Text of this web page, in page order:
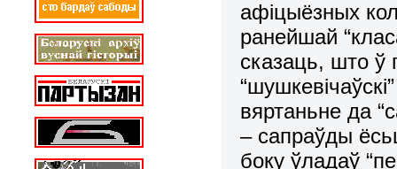
афіцыёзных
ранейшай
сказаць, што ў
вяртаньне да
– сапраўды
боку ўладаў